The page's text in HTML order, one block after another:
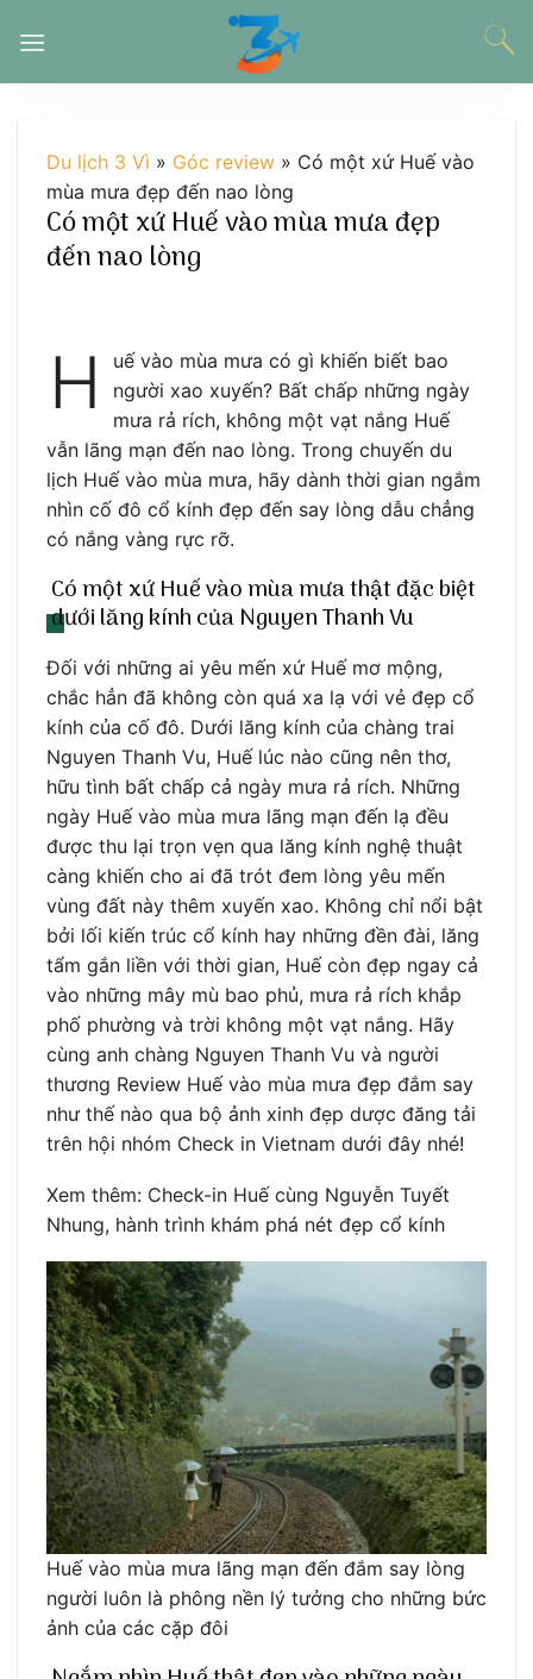
đến
Du lịch 3 Vì » Góc review » Có một xứ Huế vào
mùa mưa đẹp đến nao lòng
Có một xứ Huế vào mùa mưa đẹp
đến nao lòng
H
uế vào mùa mưa có gì khiến biết bao
người xao xuyến? Bất chấp những ngày
mưa rả rích, không một vạt nắng Huế
vẫn lãng mạn đến nao lòng. Trong chuyến du
lịch Huế vào mùa mưa, hãy dành thời gian ngắm
nhìn cố đô cổ kính đẹp đến say lòng dẫu chẳng
có nắng vàng rực rỡ.
Có một xứ Huế vào mùa mưa thật đặc biệt
dưới lăng kính của Nguyen Thanh Vu
Đối với những ai yêu mến xứ Huế mơ mộng,
chắc hẳn đã không còn quá xa lạ với vẻ đẹp cổ
kính của cố đô. Dưới lăng kính của chàng trai
Nguyen Thanh Vu, Huế lúc nào cũng nên thơ,
hữu tình bất chấp cả ngày mưa rả rích. Những
ngày Huế vào mùa mưa lãng mạn đến lạ đều
được thu lại trọn vẹn qua lăng kính nghệ thuật
càng khiến cho ai đã trót đem lòng yêu mến
vùng đất này thêm xuyến xao. Không chỉ nổi bật
bởi lối kiến trúc cổ kính hay những đền đài, lăng
tẩm gắn liền với thời gian, Huế còn đẹp ngay cả
vào những mây mù bao phủ, mưa rả rích khắp
phố phường và trời không một vạt nắng. Hãy
cùng anh chàng Nguyen Thanh Vu và người
thương Review Huế vào mùa mưa đẹp đắm say
như thế nào qua bộ ảnh xinh đẹp dược đăng tải
trên hội nhóm Check in Vietnam dưới đây nhé!
Xem thêm: Check-in Huế cùng Nguyễn Tuyết
Nhung, hành trình khám phá nét đẹp cổ kính
Huế vào mùa mưa lãng mạn đến đắm say lòng
người luôn là phông nền lý tưởng cho những bức
ảnh của các cặp đôi